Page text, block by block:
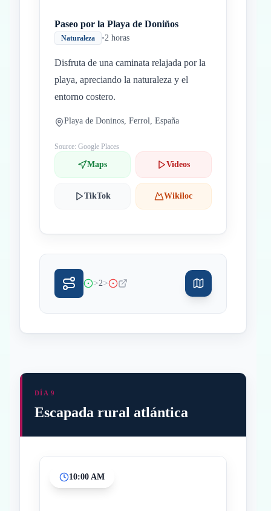
Paseo por la Playa de Doniños
Naturaleza •2 horas
Disfruta de una caminata relajada por la
playa, apreciando la naturaleza y el
entorno costero.
Playa de Doninos, Ferrol, España
Source: Google Places
Maps Videos
TikTok Wikiloc
>2>
DÍA 9
Escapada rural atlántica
10:00 AM